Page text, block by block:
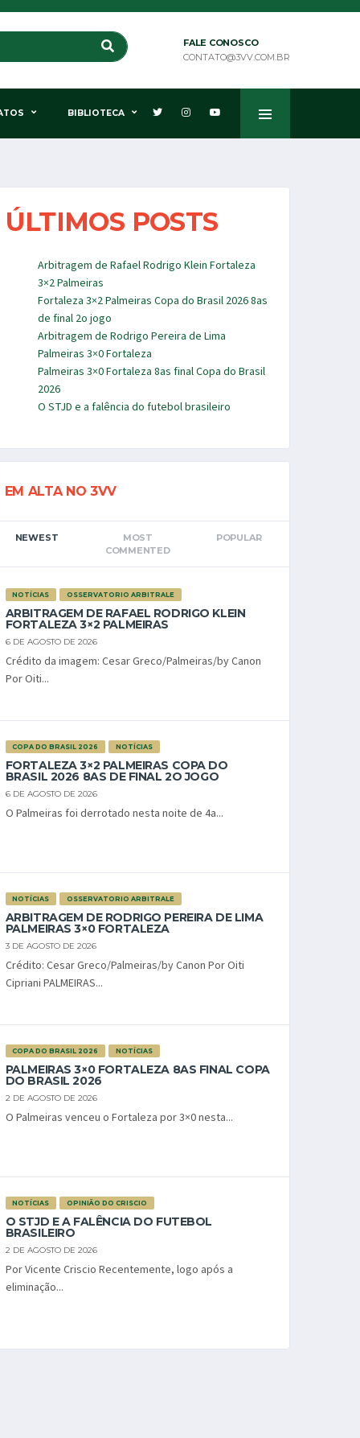
FALE CONOSCO
CONTATO@3VV.COM.BR
BIBLIOTECA
ÚLTIMOS POSTS
Arbitragem de Rafael Rodrigo Klein Fortaleza
3×2 Palmeiras
Fortaleza 3×2 Palmeiras Copa do Brasil 2026 8as
de final 2o jogo
Arbitragem de Rodrigo Pereira de Lima
Palmeiras 3×0 Fortaleza
Palmeiras 3×0 Fortaleza 8as final Copa do Brasil
2026
O STJD e a falência do futebol brasileiro
EM ALTA NO 3VV
NEWEST
MOST
COMMENTED
POPULAR
NOTÍCIAS OSSERVATORIO ARBITRALE
ARBITRAGEM DE RAFAEL RODRIGO KLEIN
FORTALEZA 3×2 PALMEIRAS
6 DE AGOSTO DE 2026
Crédito da imagem: Cesar Greco/Palmeiras/by Canon
Por Oiti...
COPA DO BRASIL 2026 NOTÍCIAS
FORTALEZA 3×2 PALMEIRAS COPA DO
BRASIL 2026 8AS DE FINAL 2O JOGO
6 DE AGOSTO DE 2026
O Palmeiras foi derrotado nesta noite de 4a...
NOTÍCIAS OSSERVATORIO ARBITRALE
ARBITRAGEM DE RODRIGO PEREIRA DE LIMA
PALMEIRAS 3×0 FORTALEZA
3 DE AGOSTO DE 2026
Crédito: Cesar Greco/Palmeiras/by Canon Por Oiti
Cipriani PALMEIRAS...
COPA DO BRASIL 2026 NOTÍCIAS
PALMEIRAS 3×0 FORTALEZA 8AS FINAL COPA
DO BRASIL 2026
2 DE AGOSTO DE 2026
O Palmeiras venceu o Fortaleza por 3×0 nesta...
NOTÍCIAS OPINIÃO DO CRISCIO
O STJD E A FALÊNCIA DO FUTEBOL
BRASILEIRO
2 DE AGOSTO DE 2026
Por Vicente Criscio Recentemente, logo após a
eliminação...